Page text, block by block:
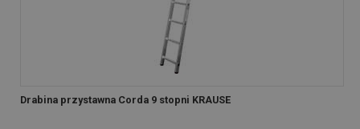
Drabina przystawna Corda 9 stopni KRAUSE